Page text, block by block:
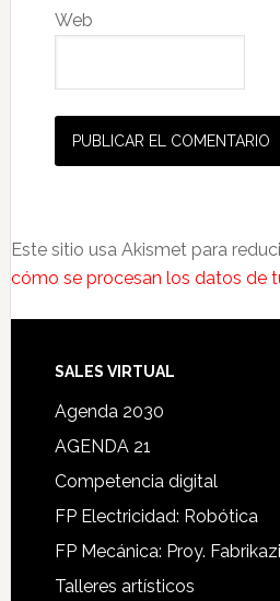
Web
Este sitio usa Akismet para
cómo se procesan los datos de
SALES VIRTUAL
Agenda 2030
AGENDA 21
Competencia digital
FP Electricidad: Robótica
FP Mecánica: Proy.
Talleres artísticos